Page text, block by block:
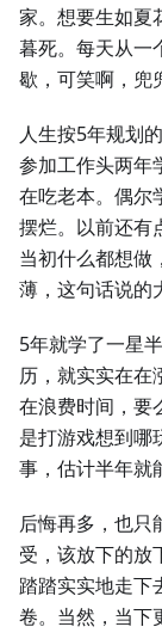
家。想要生如夏
暮死。每天从一
歇，可笑啊，兜
人生按5年规划
参加工作头两年
在吃老本。偶尔
摆烂。以前还有
当初什么都想做
薄，这句话说的
5年就学了一星
历，就实实在在
在浪费时间，要
是打游戏想到哪
事，估计半年就
后悔再多，也只
受，该放下的放
踏踏实实地走下
卷。当然，当下